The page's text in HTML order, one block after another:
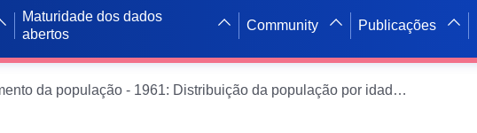
Maturidade dos dados
abertos
Community Publicações
Recenseamento da população - 1961: Distribuição da população por idade Volume 5